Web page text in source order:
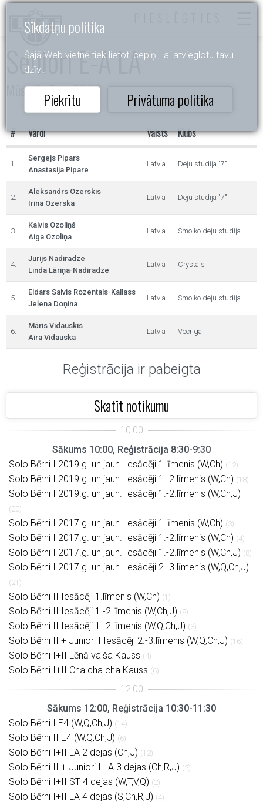
Sīkdatņu politika
Šajā Web vietnē tiek lietoti cepiņi, lai atvieglotu tavu
dzīvi.
Piekrītu Privātuma politika
Seniori E-A LA
Mūsu Cerības 2026
# Vārdi Valsts Klubs
1.
Sergejs Pipars
Anastasija Pipare
Latvia Deju studija "7"
2.
Aleksandrs Ozerskis
Irina Ozerska
Latvia Deju studija "7"
3.
Kalvis Ozoliņš
Aiga Ozoliņa
Latvia Smolko deju studija
4.
Jurijs Nadiradze
Linda Lāriņa-Nadiradze
Latvia Crystals
5.
Eldars Salvis Rozentals-Kallass
Jeļena Doņina
Latvia Smolko deju studija
6.
Māris Vidauskis
Aira Vidauska
Latvia Vecrīga
Reģistrācija ir pabeigta
Skatīt notikumu
Sākums 10:00, Reģistrācija 8:30-9:30
Solo Bērni I 2019.g. un jaun. Iesācēji 1.līmenis (W,Ch) (12)
Solo Bērni I 2019.g. un jaun. Iesācēji 1.-2.līmenis (W,Ch) (18)
Solo Bērni I 2019.g. un jaun. Iesācēji 1.-2.līmenis (W,Ch,J)
(20)
Solo Bērni I 2017.g. un jaun. Iesācēji 1.līmenis (W,Ch) (3)
Solo Bērni I 2017.g. un jaun. Iesācēji 1.-2.līmenis (W,Ch) (4)
Solo Bērni I 2017.g. un jaun. Iesācēji 1.-2.līmenis (W,Ch,J) (8)
Solo Bērni I 2017.g. un jaun. Iesācēji 2.-3.līmenis (W,Q,Ch,J)
(21)
Solo Bērni II Iesācēji 1.līmenis (W,Ch) (1)
Solo Bērni II Iesācēji 1.-2.līmenis (W,Ch,J) (8)
Solo Bērni II Iesācēji 1.-2.līmenis (W,Q,Ch,J) (3)
Solo Bērni II + Juniori I Iesācēji 2.-3.līmenis (W,Q,Ch,J) (16)
Solo Bērni I+II Lēnā valša Kauss (4)
Solo Bērni I+II Cha cha cha Kauss (6)
Sākums 12:00, Reģistrācija 10:30-11:30
Solo Bērni I E4 (W,Q,Ch,J) (14)
Solo Bērni II E4 (W,Q,Ch,J) (6)
Solo Bērni I+II LA 2 dejas (Ch,J) (12)
Solo Bērni II + Juniori I LA 3 dejas (Ch,R,J) (2)
Solo Bērni I+II ST 4 dejas (W,T,V,Q) (2)
Solo Bērni I+II LA 4 dejas (S,Ch,R,J) (4)